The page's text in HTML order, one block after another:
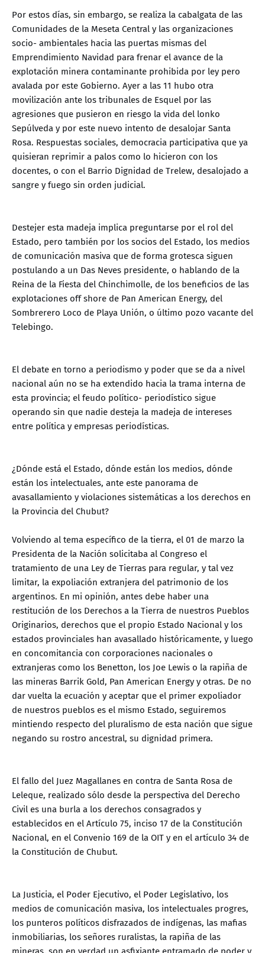
Por estos días, sin embargo, se realiza la cabalgata de las
Comunidades de la Meseta Central y las organizaciones
socio- ambientales hacia las puertas mismas del
Emprendimiento Navidad para frenar el avance de la
explotación minera contaminante prohibida por ley pero
avalada por este Gobierno. Ayer a las 11 hubo otra
movilización ante los tribunales de Esquel por las
agresiones que pusieron en riesgo la vida del lonko
Sepúlveda y por este nuevo intento de desalojar Santa
Rosa. Respuestas sociales, democracia participativa que ya
quisieran reprimir a palos como lo hicieron con los
docentes, o con el Barrio Dignidad de Trelew, desalojado a
sangre y fuego sin orden judicial.
Destejer esta madeja implica preguntarse por el rol del
Estado, pero también por los socios del Estado, los medios
de comunicación masiva que de forma grotesca siguen
postulando a un Das Neves presidente, o hablando de la
Reina de la Fiesta del Chinchimolle, de los beneficios de las
explotaciones off shore de Pan American Energy, del
Sombrerero Loco de Playa Unión, o último pozo vacante del
Telebingo.
El debate en torno a periodismo y poder que se da a nivel
nacional aún no se ha extendido hacia la trama interna de
esta provincia; el feudo político- periodístico sigue
operando sin que nadie desteja la madeja de intereses
entre política y empresas periodísticas.
¿Dónde está el Estado, dónde están los medios, dónde
están los intelectuales, ante este panorama de
avasallamiento y violaciones sistemáticas a los derechos en
la Provincia del Chubut?
Volviendo al tema específico de la tierra, el 01 de marzo la
Presidenta de la Nación solicitaba al Congreso el
tratamiento de una Ley de Tierras para regular, y tal vez
limitar, la expoliación extranjera del patrimonio de los
argentinos. En mi opinión, antes debe haber una
restitución de los Derechos a la Tierra de nuestros Pueblos
Originarios, derechos que el propio Estado Nacional y los
estados provinciales han avasallado históricamente, y luego
en concomitancia con corporaciones nacionales o
extranjeras como los Benetton, los Joe Lewis o la rapiña de
las mineras Barrik Gold, Pan American Energy y otras. De no
dar vuelta la ecuación y aceptar que el primer expoliador
de nuestros pueblos es el mismo Estado, seguiremos
mintiendo respecto del pluralismo de esta nación que sigue
negando su rostro ancestral, su dignidad primera.
El fallo del Juez Magallanes en contra de Santa Rosa de
Leleque, realizado sólo desde la perspectiva del Derecho
Civil es una burla a los derechos consagrados y
establecidos en el Artículo 75, inciso 17 de la Constitución
Nacional, en el Convenio 169 de la OIT y en el artículo 34 de
la Constitución de Chubut.
La Justicia, el Poder Ejecutivo, el Poder Legislativo, los
medios de comunicación masiva, los intelectuales progres,
los punteros políticos disfrazados de indígenas, las mafias
inmobiliarias, los señores ruralistas, la rapiña de las